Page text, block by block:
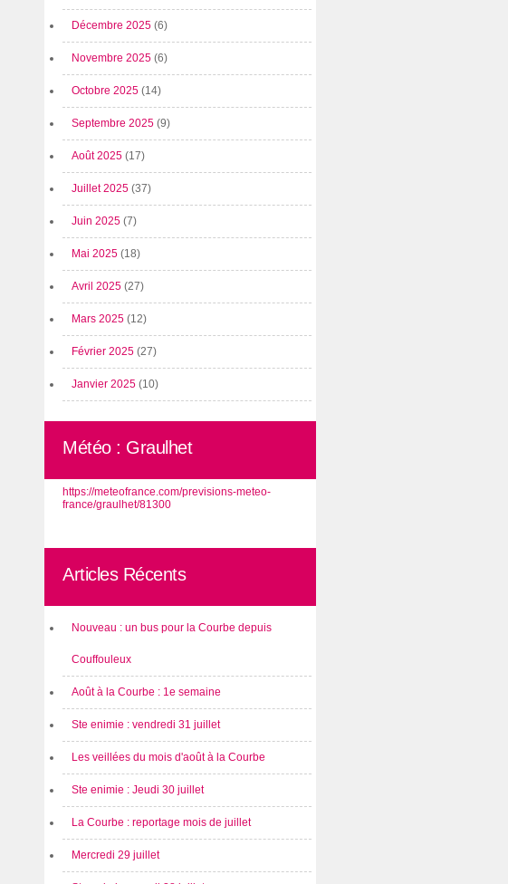
Décembre 2025 (6)
Novembre 2025 (6)
Octobre 2025 (14)
Septembre 2025 (9)
Août 2025 (17)
Juillet 2025 (37)
Juin 2025 (7)
Mai 2025 (18)
Avril 2025 (27)
Mars 2025 (12)
Février 2025 (27)
Janvier 2025 (10)
Météo : Graulhet
https://meteofrance.com/previsions-meteo-
france/graulhet/81300
Articles Récents
Nouveau : un bus pour la Courbe depuis
Couffouleux
Août à la Courbe : 1e semaine
Ste enimie : vendredi 31 juillet
Les veillées du mois d'août à la Courbe
Ste enimie : Jeudi 30 juillet
La Courbe : reportage mois de juillet
Mercredi 29 juillet